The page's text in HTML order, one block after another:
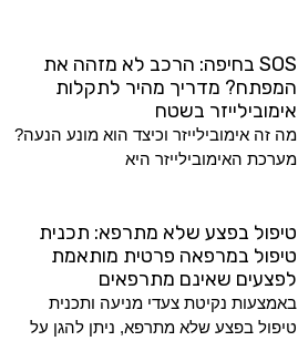
SOS בחיפה: הרכב לא מזהה את
המפתח? מדריך מהיר לתקלות
אימובילייזר בשטח
מה זה אימובילייזר וכיצד הוא מונע הנעה?
מערכת האימובילייזר היא
טיפול בפצע שלא מתרפא: תכנית
טיפול במרפאה פרטית מותאמת
לפצעים שאינם מתרפאים
באמצעות נקיטת צעדי מניעה ותכנית
טיפול בפצע שלא מתרפא, ניתן להגן על